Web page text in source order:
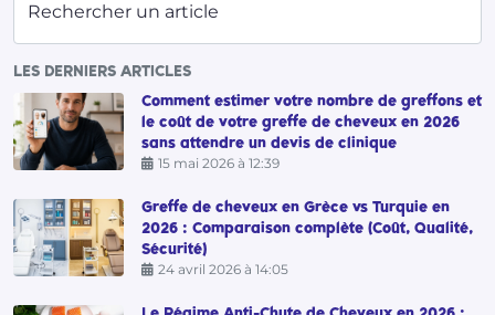
Rechercher un article
LES DERNIERS ARTICLES
Comment estimer votre nombre de greffons et
le coût de votre greffe de cheveux en 2026
sans attendre un devis de clinique
15 mai 2026 à 12:39
Greffe de cheveux en Grèce vs Turquie en
2026 : Comparaison complète (Coût, Qualité,
Sécurité)
24 avril 2026 à 14:05